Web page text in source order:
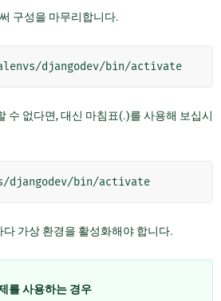
구성을 마무리합니다.
수 없다면, 대신 마침표(.)를 사용해 보십시
가상 환경을 활성화해야 합니다.
를 사용하는 경우